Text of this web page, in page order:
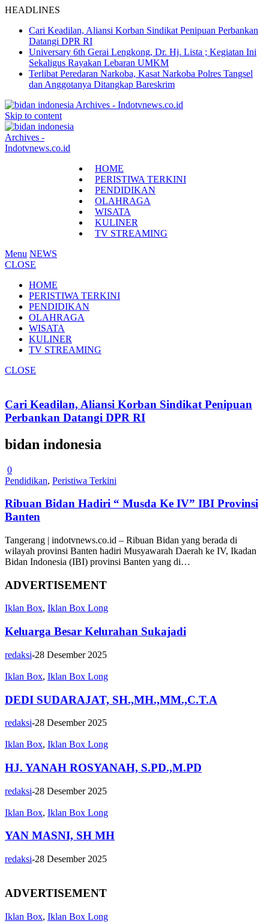
HEADLINES
Cari Keadilan, Aliansi Korban Sindikat Penipuan Perbankan
Datangi DPR RI
Universary 6th Gerai Lengkong, Dr. Hj. Lista ; Kegiatan Ini
Sekaligus Rayakan Lebaran UMKM
Terlibat Peredaran Narkoba, Kasat Narkoba Polres Tangsel
dan Anggotanya Ditangkap Bareskrim
Skip to content
HOME
PERISTIWA TERKINI
PENDIDIKAN
OLAHRAGA
WISATA
KULINER
TV STREAMING
Menu NEWS
CLOSE
HOME
PERISTIWA TERKINI
PENDIDIKAN
OLAHRAGA
WISATA
KULINER
TV STREAMING
CLOSE
Cari Keadilan, Aliansi Korban Sindikat Penipuan
Perbankan Datangi DPR RI
bidan indonesia
0
Pendidikan, Peristiwa Terkini
Ribuan Bidan Hadiri “ Musda Ke IV” IBI Provinsi
Banten
Tangerang | indotvnews.co.id – Ribuan Bidan yang berada di
wilayah provinsi Banten hadiri Musyawarah Daerah ke IV, Ikadan
Bidan Indonesia (IBI) provinsi Banten yang di…
ADVERTISEMENT
Iklan Box, Iklan Box Long
Keluarga Besar Kelurahan Sukajadi
redaksi-28 Desember 2025
Iklan Box, Iklan Box Long
DEDI SUDARAJAT, SH.,MH.,MM.,C.T.A
redaksi-28 Desember 2025
Iklan Box, Iklan Box Long
HJ. YANAH ROSYANAH, S.PD.,M.PD
redaksi-28 Desember 2025
Iklan Box, Iklan Box Long
YAN MASNI, SH MH
redaksi-28 Desember 2025
ADVERTISEMENT
Iklan Box, Iklan Box Long